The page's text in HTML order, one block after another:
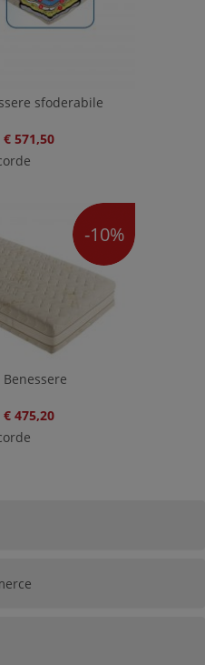
sfoderabile
€ 571,50
-10%
€ 475,20